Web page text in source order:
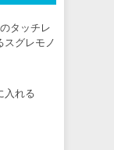
タッチレ
スグレモノ
入れる